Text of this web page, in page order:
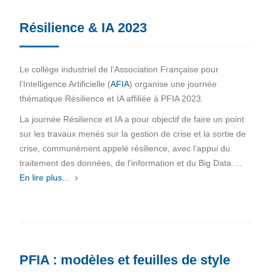
Résilience & IA 2023
Le collège industriel de l’Association Française pour
l’Intelligence Artificielle (AFIA) organise une journée
thématique Résilience et IA affiliée à PFIA 2023.
La journée Résilience et IA a pour objectif de faire un point
sur les travaux menés sur la gestion de crise et la sortie de
crise, communément appelé résilience, avec l’appui du
traitement des données, de l’information et du Big Data.…
En lire plus...
PFIA : modèles et feuilles de style